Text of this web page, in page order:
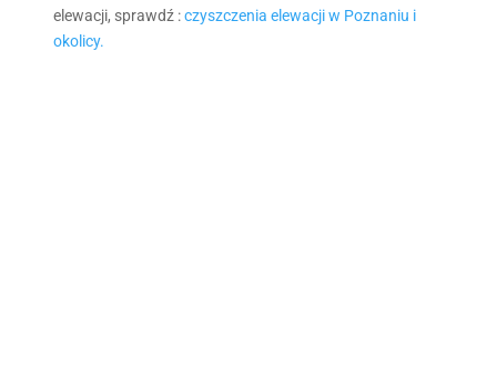
elewacji, sprawdź :czyszczenia elewacji w Poznaniu i
okolicy.